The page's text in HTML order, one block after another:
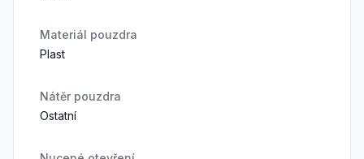
Materiál pouzdra
Plast
Nátěr pouzdra
Ostatní